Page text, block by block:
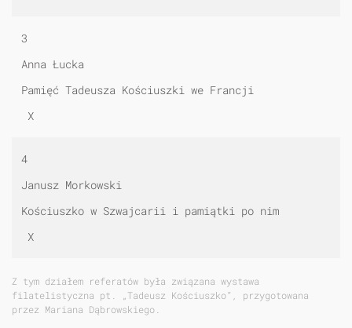
3
Anna Łucka
Pamięć Tadeusza Kościuszki we Francji
X
4
Janusz Morkowski
Kościuszko w Szwajcarii i pamiątki po nim
X
Z tym działem referatów była związana wystawa
filatelistyczna pt. „Tadeusz Kościuszko”, przygotowana
przez Mariana Dąbrowskiego.